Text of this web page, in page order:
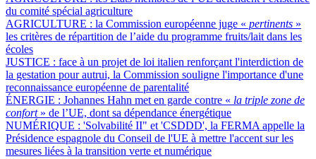
du comité spécial agriculture
AGRICULTURE : la Commission européenne juge « pertinents »
les critères de répartition de l’aide du programme fruits/lait dans les
écoles
JUSTICE : face à un projet de loi italien renforçant l'interdiction de
la gestation pour autrui, la Commission souligne l'importance d'une
reconnaissance européenne de parentalité
ÉNERGIE : Johannes Hahn met en garde contre « la triple zone de
confort » de l’UE, dont sa dépendance énergétique
NUMÉRIQUE : 'Solvabilité II" et 'CSDDD', la FERMA appelle la
Présidence espagnole du Conseil de l'UE à mettre l'accent sur les
mesures liées à la transition verte et numérique